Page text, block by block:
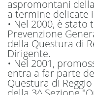
aspromontani
a termine delicate
• Nel 2000, è stato
Prevenzione
della Questura di
Dirigente.
• Nel 2001,
entra a far parte
Questura di